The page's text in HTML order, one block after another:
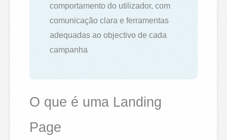
comportamento do utilizador, com
comunicação clara e ferramentas
adequadas ao objectivo de cada
campanha
O que é uma Landing
Page